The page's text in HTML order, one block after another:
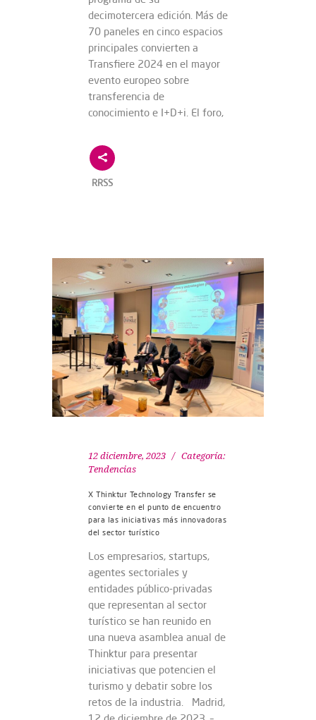
decimotercera edición. Más de
70 paneles en cinco espacios
principales convierten a
Transfiere 2024 en el mayor
evento europeo sobre
transferencia de
conocimiento e I+D+i. El foro,
RRSS
12 diciembre, 2023
Categoría:
Tendencias
X Thinktur Technology Transfer se
convierte en el punto de encuentro
para las iniciativas más innovadoras
del sector turístico
Los empresarios, startups,
agentes sectoriales y
entidades público-privadas
que representan al sector
turístico se han reunido en
una nueva asamblea anual de
Thinktur para presentar
iniciativas que potencien el
turismo y debatir sobre los
retos de la industria. Madrid,